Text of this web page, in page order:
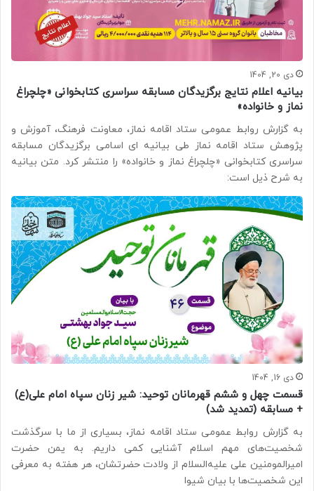
دی 20, 1404
بیانیه اعلام نتایج برگزیدگان مسابقه سراسری کتابخوانی «چلچراغ
نماز و خانواده»
به گزارش روابط عمومی ستاد اقامه نماز، معاونت فرهنگ، آموزش و
پژوهش ستاد اقامه نماز طی بیانیه ای اسامی برگزیدگان مسابقه
سراسری کتابخوانی «چلچراغ نماز و خانواده» را منتشر کرد. متن بیانیه
به شرح ذیل است:
دی 16, 1404
قسمت چهل و ششم قهرمانان توحید: شیر زنان سپاه امام علی(ع)
+ مسابقه (تمدید شد)
به گزارش روابط عمومی ستاد اقامه نماز، بسیاری از ما با سرگذشت
شخصیت‌های مهم اسلام آشنایی کمی داریم. به یمن حضرت
امیرالمومنین علی علیه‌السلام از ولادت حضرتشان، هر هفته به معرفی
این شخصیت‌ها با بیان شیوا